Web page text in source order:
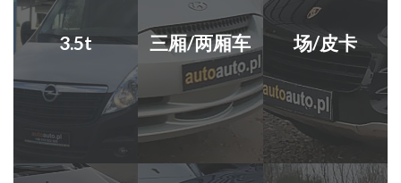
3.5t 三厢/两厢车 场/皮卡